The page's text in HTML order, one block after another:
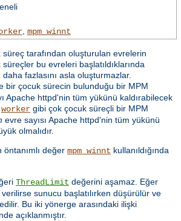
, mpm_winnt
tarafından oluşturulan evrelerin
süreçler bu evreleri başlatıldıklarında
fazlasını asla oluşturmazlar.
bir çocuk sürecin bulunduğu bir MPM
Apache httpd'nin tüm yükünü kaldırabilecek
worker gibi çok çocuk süreçli bir MPM
evre sayısı Apache httpd'nin tüm yükünü
olmalıdır.
öntanımlı değer mpm_winnt kullanıldığında
ThreadLimit değerini aşamaz. Eğer
sunucu başlatılırken düşürülür ve
Bu iki yönerge arasındaki ilişki
açıklanmıştır.